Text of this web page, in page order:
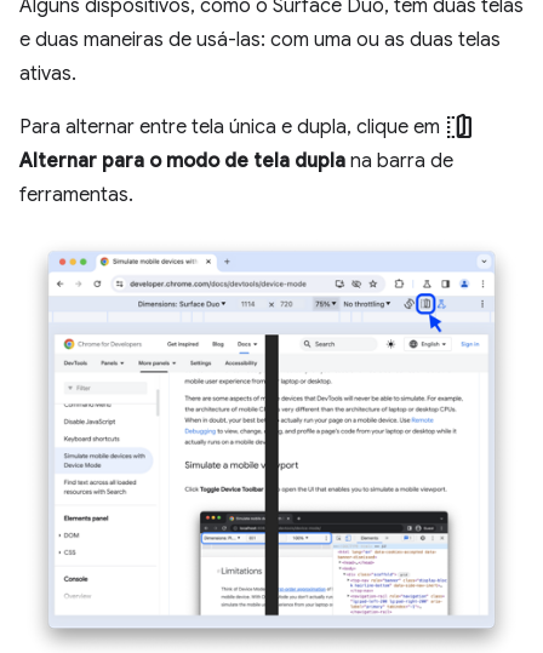
Alguns dispositivos, como o Surface Duo, têm duas telas
e duas maneiras de usá-las: com uma ou as duas telas
ativas.
Para alternar entre tela única e dupla, clique em devices_fold
Alternar para o modo de tela dupla na barra de
ferramentas.